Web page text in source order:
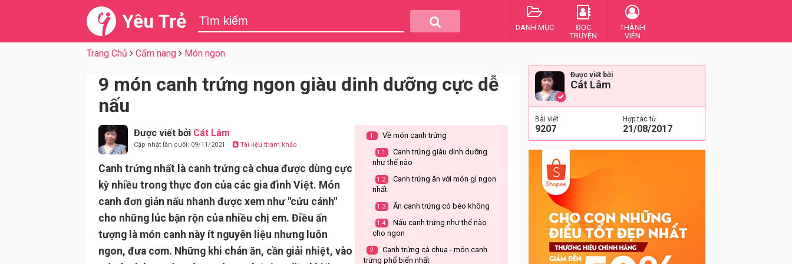
Yêu Trẻ DANH MỤC
ĐỌC
TRUYỆN
THÀNH
VIÊN
Trang Chủ Cẩm nang Món ngon
9 món canh trứng ngon giàu dinh dưỡng cực dễ
nấu
Được viết bởi Cát Lâm
Cập nhật lần cuối: 09/11/2021 Tài liệu tham khảo
Canh trứng nhất là canh trứng cà chua được dùng cực
kỳ nhiều trong thực đơn của các gia đình Việt. Món
canh đơn giản nấu nhanh được xem như "cứu cánh"
cho những lúc bận rộn của nhiều chị em. Điều ấn
tượng là món canh này ít nguyên liệu nhưng luôn
ngon, đưa cơm. Những khi chán ăn, cần giải nhiệt, vào
1. Về món canh trứng
1.1.
Canh trứng giàu dinh dưỡng
như thế nào
1.2.
Canh trứng ăn với món gì ngon
nhất
1.3. Ăn canh trứng có béo không
1.4.
Nấu canh trứng như thế nào
cho ngon
2.
Canh trứng cà chua - món canh
trứng phổ biến nhất
Được viết bởi
Cát Lâm
Bài viết
9207
Hợp tác từ
21/08/2017